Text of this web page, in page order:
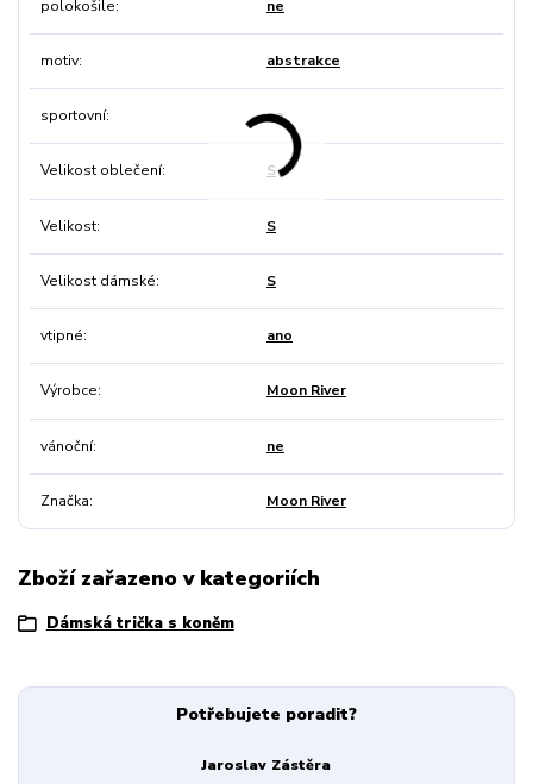
polokošile ne
motiv abstrakce
sportovní ne
Velikost oblečení S
Velikost S
Velikost dámské S
vtipné ano
Výrobce Moon River
vánoční ne
Značka Moon River
Zboží zařazeno v kategoriích
Dámská trička s koněm
Potřebujete poradit?
Jaroslav Zástěra